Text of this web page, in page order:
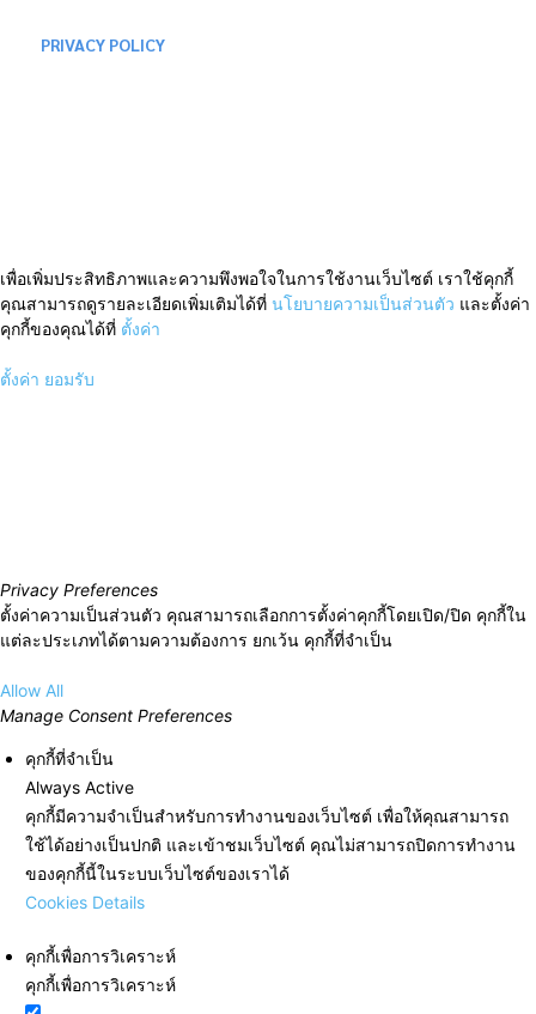
PRIVACY POLICY
เพื่อเพิ่มประสิทธิภาพและความพึงพอใจในการใช้งานเว็บไซต์ เราใช้คุกกี้
คุณสามารถดูรายละเอียดเพิ่มเติมได้ที่ นโยบายความเป็นส่วนตัว และตั้งค่า
คุกกี้ของคุณได้ที่ ตั้งค่า
ตั้งค่า ยอมรับ
Privacy Preferences
ตั้งค่าความเป็นส่วนตัว คุณสามารถเลือกการตั้งค่าคุกกี้โดยเปิด/ปิด คุกกี้ใน
แต่ละประเภทได้ตามความต้องการ ยกเว้น คุกกี้ที่จำเป็น
Allow All
Manage Consent Preferences
คุกกี้ที่จำเป็น
Always Active
คุกกี้มีความจำเป็นสำหรับการทำงานของเว็บไซต์ เพื่อให้คุณสามารถ
ใช้ได้อย่างเป็นปกติ และเข้าชมเว็บไซต์ คุณไม่สามารถปิดการทำงาน
ของคุกกี้นี้ในระบบเว็บไซต์ของเราได้
Cookies Details
คุกกี้เพื่อการวิเคราะห์
คุกกี้เพื่อการวิเคราะห์